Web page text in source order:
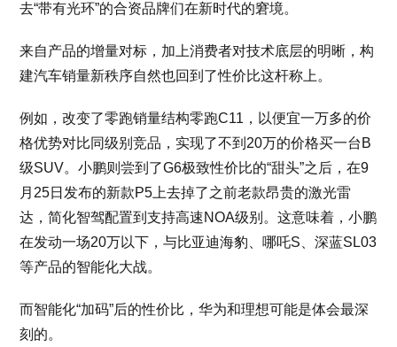
去“带有光环”的合资品牌们在新时代的窘境。
来自产品的增量对标，加上消费者对技术底层的明晰，构
建汽车销量新秩序自然也回到了性价比这杆称上。
例如，改变了零跑销量结构零跑C11，以便宜一万多的价
格优势对比同级别竞品，实现了不到20万的价格买一台B
级SUV。小鹏则尝到了G6极致性价比的“甜头”之后，在9
月25日发布的新款P5上去掉了之前老款昂贵的激光雷
达，简化智驾配置到支持高速NOA级别。这意味着，小鹏
在发动一场20万以下，与比亚迪海豹、哪吒S、深蓝SL03
等产品的智能化大战。
而智能化“加码”后的性价比，华为和理想可能是体会最深
刻的。